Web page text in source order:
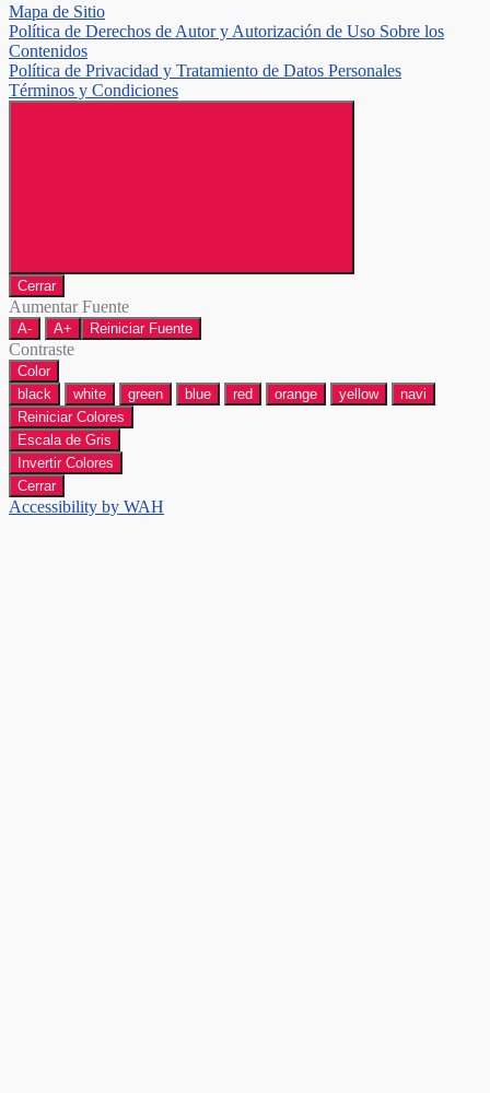
Mapa de Sitio
Política de Derechos de Autor y Autorización de Uso Sobre los
Contenidos
Política de Privacidad y Tratamiento de Datos Personales
Términos y Condiciones
Cerrar
Aumentar Fuente
A- A+ Reiniciar Fuente
Contraste
Color
black
white green blue red orange yellow
navi
Reiniciar Colores
Escala de Gris
Invertir Colores
Cerrar
Accessibility by WAH